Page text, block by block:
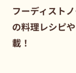
フーディスト
の料理レシピや
載！